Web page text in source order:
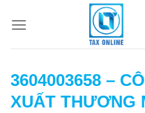
3604003658 –
XUẤT THƯƠNG